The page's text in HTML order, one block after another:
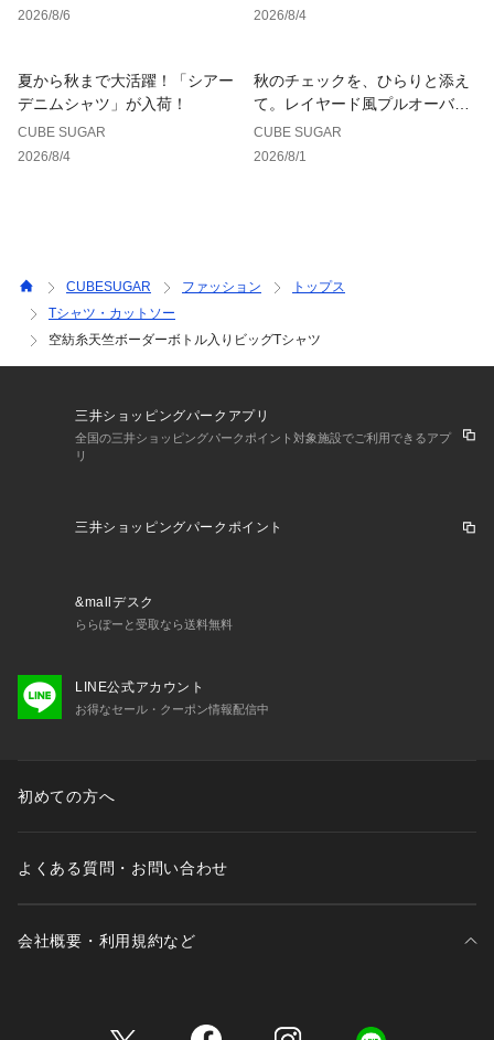
2026/8/6
2026/8/4
夏から秋まで大活躍！「シアー
デニムシャツ」が入荷！
CUBE SUGAR
2026/8/4
秋のチェックを、ひらりと添え
て。レイヤード風プルオーバー
が登場！
CUBE SUGAR
2026/8/1
CUBESUGAR ファッション
トップス
Tシャツ・カットソー
空紡糸天竺ボーダーボトル入りビッグTシャツ
三井ショッピングパークアプリ
全国の三井ショッピングパークポイント対象施設でご利用できるアプ
リ
三井ショッピングパークポイント
&mallデスク
ららぽーと受取なら送料無料
LINE公式アカウント
お得なセール・クーポン情報配信中
初めての方へ
よくある質問・お問い合わせ
会社概要・利用規約など